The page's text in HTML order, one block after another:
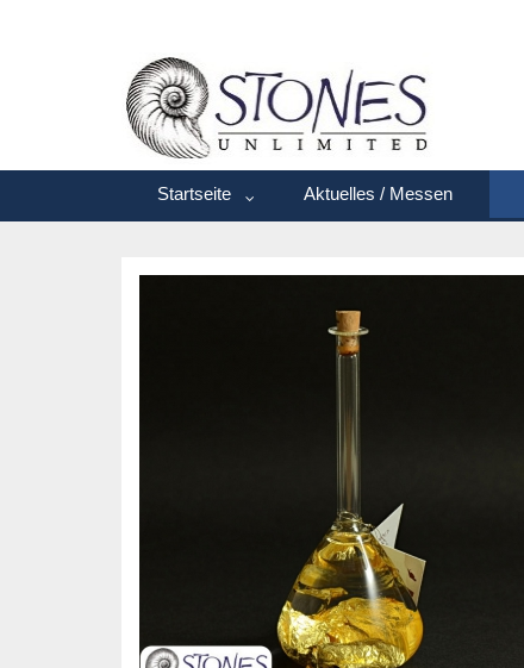
Startseite Aktuelles / Messen